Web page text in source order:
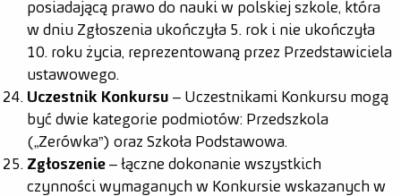
posiadającą prawo do nauki w polskiej szkole, która
w dniu Zgłoszenia ukończyła 5. rok i nie ukończyła
10. roku życia, reprezentowaną przez Przedstawiciela
ustawowego.
Uczestnik Konkursu – Uczestnikami Konkursu mogą
być dwie kategorie podmiotów: Przedszkola
(„Zerówka”) oraz Szkoła Podstawowa.
Zgłoszenie – łączne dokonanie wszystkich
czynności wymaganych w Konkursie wskazanych w